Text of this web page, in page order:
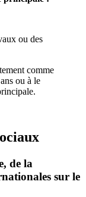
ou des
comme
ou à le
de la
sur le